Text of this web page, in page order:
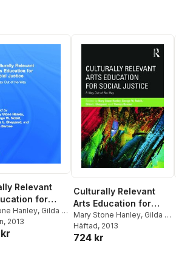
Relevant
for
Hanley, Gilda L
,George W.
Barone
, 2013
Culturally Relevant
Arts Education for
Social Justice
Mary Stone Hanley, Gilda L
Sheppard,George W.
Noblit ,Thomas Barone
Häftad, 2013
724 kr